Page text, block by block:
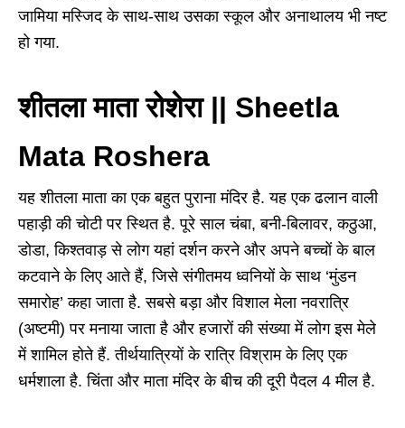
जामिया मस्जिद के साथ-साथ उसका स्कूल और अनाथालय भी नष्ट
हो गया.
शीतला माता रोशेरा || Sheetla
Mata Roshera
यह शीतला माता का एक बहुत पुराना मंदिर है. यह एक ढलान वाली
पहाड़ी की चोटी पर स्थित है. पूरे साल चंबा, बनी-बिलावर, कठुआ,
डोडा, किश्तवाड़ से लोग यहां दर्शन करने और अपने बच्चों के बाल
कटवाने के लिए आते हैं, जिसे संगीतमय ध्वनियों के साथ ‘मुंडन
समारोह’ कहा जाता है. सबसे बड़ा और विशाल मेला नवरात्रि
(अष्टमी) पर मनाया जाता है और हजारों की संख्या में लोग इस मेले
में शामिल होते हैं. तीर्थयात्रियों के रात्रि विश्राम के लिए एक
धर्मशाला है. चिंता और माता मंदिर के बीच की दूरी पैदल 4 मील है.